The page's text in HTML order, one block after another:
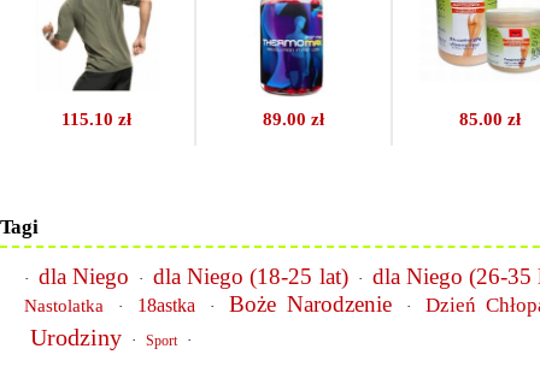
115.10 zł 89.00 zł 85.00 zł
Tagi
· dla Niego · dla Niego (18-25 lat) · dla Niego (26-35
Nastolatka · 18astka · Boże Narodzenie · Dzień
Urodziny · Sport ·